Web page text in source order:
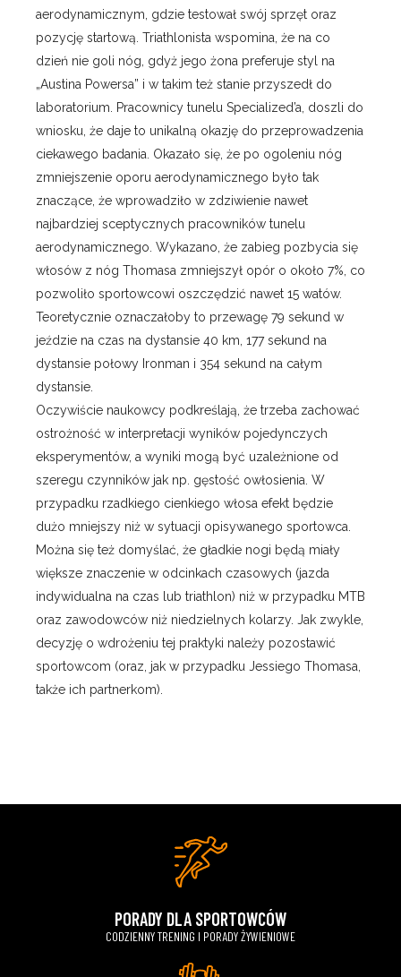
aerodynamicznym, gdzie testował swój sprzęt oraz
pozycję startową. Triathlonista wspomina, że na co
dzień nie goli nóg, gdyż jego żona preferuje styl na
„Austina Powersa” i w takim też stanie przyszedł do
laboratorium. Pracownicy tunelu Specialized’a, doszli do
wniosku, że daje to unikalną okazję do przeprowadzenia
ciekawego badania. Okazało się, że po ogoleniu nóg
zmniejszenie oporu aerodynamicznego było tak
znaczące, że wprowadziło w zdziwienie nawet
najbardziej sceptycznych pracowników tunelu
aerodynamicznego. Wykazano, że zabieg pozbycia się
włosów z nóg Thomasa zmniejszył opór o około 7%, co
pozwoliło sportowcowi oszczędzić nawet 15 watów.
Teoretycznie oznaczałoby to przewagę 79 sekund w
jeździe na czas na dystansie 40 km, 177 sekund na
dystansie połowy Ironman i 354 sekund na całym
dystansie.
Oczywiście naukowcy podkreślają, że trzeba zachować
ostrożność w interpretacji wyników pojedynczych
eksperymentów, a wyniki mogą być uzależnione od
szeregu czynników jak np. gęstość owłosienia. W
przypadku rzadkiego cienkiego włosa efekt będzie
dużo mniejszy niż w sytuacji opisywanego sportowca.
Można się też domyślać, że gładkie nogi będą miały
większe znaczenie w odcinkach czasowych (jazda
indywidualna na czas lub triathlon) niż w przypadku MTB
oraz zawodowców niż niedzielnych kolarzy. Jak zwykle,
decyzję o wdrożeniu tej praktyki należy pozostawić
sportowcom (oraz, jak w przypadku Jessiego Thomasa,
także ich partnerkom).
PORADY DLA SPORTOWCÓW
CODZIENNY TRENING I PORADY ŻYWIENIOWE